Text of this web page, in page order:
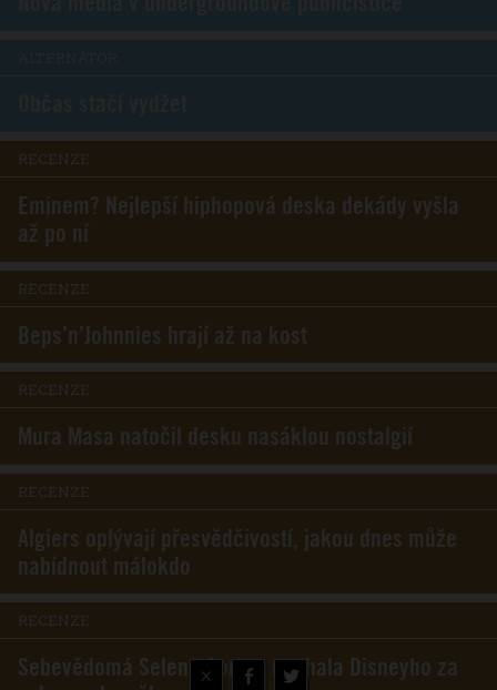
×
RECENZE
Eminem? Nejlepší hiphopová deska dekády vyšla
až po ní
RECENZE
Beps’n’Johnnies hrají až na kost
RECENZE
Mura Masa natočil desku nasáklou nostalgií
RECENZE
Algiers oplývají přesvědčivostí, jakou dnes může
nabídnout málokdo
RECENZE
Sebevědomá Selena Gomez nechala Disneyho za